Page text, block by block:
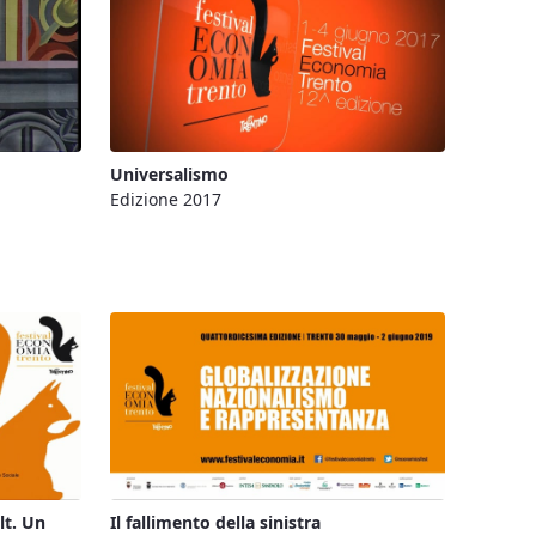
Universalismo
Edizione 2017
Un Il fallimento della sinistra